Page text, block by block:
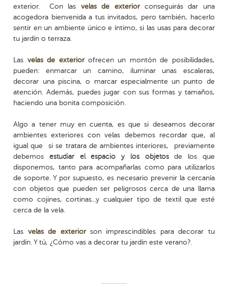
exterior. Con las velas de exteriorconseguirás dar una
acogedora bienvenida a tus invitados, pero también, hacerlo
sentir en un ambiente único e íntimo, si las usas para decorar
tu jardín o terraza.
Las velas de exteriorofrecen un montón de posibilidades,
pueden: enmarcar un camino, iluminar unas escaleras,
decorar una piscina, o marcar especialmente un punto de
atención. Además, puedes jugar con sus formas y tamaños,
haciendo una bonita composición.
Algo a tener muy en cuenta, es que si deseamos decorar
ambientes exteriores con velas debemos recordar que, al
igual que si se tratara de ambientes interiores, previamente
debemos estudiar el espacio y los objetosde los que
disponemos, tanto para acompañarlas como para utilizarlos
de soporte. Y por supuesto, es necesario prevenir la cercanía
con objetos que pueden ser peligrosos cerca de una llama
como cojines, cortinas...y cualquier tipo de textil que esté
cerca de la vela.
Las velas de exteriorson imprescindibles para decorar tu
jardín. Y tú, ¿Cómo vas a decorar tu jardín este verano?.